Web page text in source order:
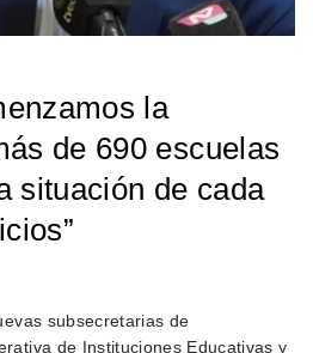
la
de 690 escuelas
situación de cada
subsecretarias de
de Instituciones Educativas y